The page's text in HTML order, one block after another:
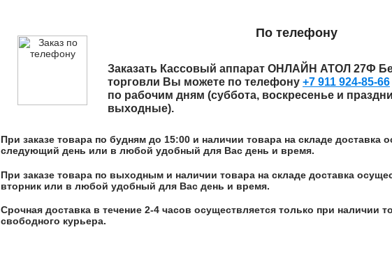
По телефону
Заказать Кассовый аппарат ОНЛАЙН АТОЛ 27Ф
торговли Вы можете по телефону +7 911 924-85-66
по рабочим дням (суббота, воскресенье и
выходные).
При заказе товара по будням до 15:00 и наличии товара на складе доставка
следующий день или в любой удобный для Вас день и время.
При заказе товара по выходным и наличии товара на складе доставка
вторник или в любой удобный для Вас день и время.
Срочная доставка в течение 2-4 часов осуществляется только при наличии
свободного курьера.